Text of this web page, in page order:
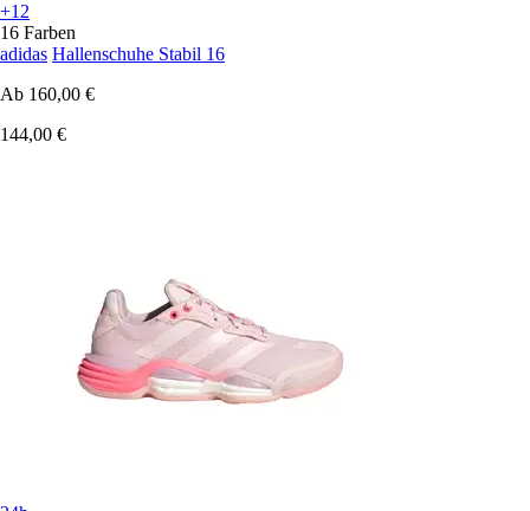
+12
16 Farben
adidas Hallenschuhe Stabil 16
Ab 160,00 €
144,00 €